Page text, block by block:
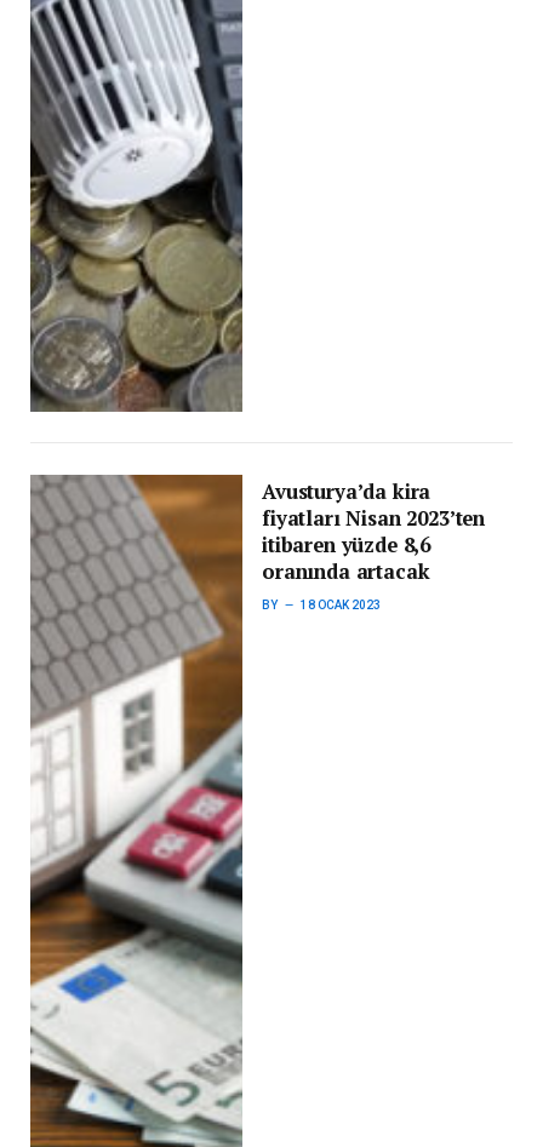
Avusturya’da kira
fiyatları Nisan 2023’ten
itibaren yüzde 8,6
oranında artacak
BY 18 OCAK 2023